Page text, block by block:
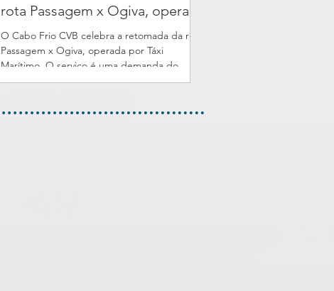
rota Passagem x Ogiva, operada
por Táxi Marítimo
O Cabo Frio CVB celebra a retomada da rota
Passagem x Ogiva, operada por Táxi
Marítimo. O serviço é uma demanda do
CFCVB junto à Secretaria Municipal de
retorno da opção de transporte entre os